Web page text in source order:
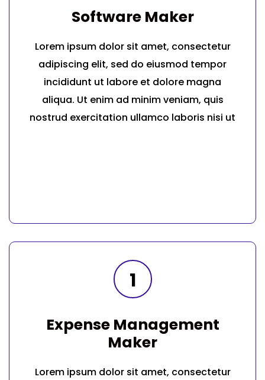
Software Maker
Lorem ipsum dolor sit amet, consectetur
adipiscing elit, sed do eiusmod tempor
incididunt ut labore et dolore magna
aliqua. Ut enim ad minim veniam, quis
nostrud exercitation ullamco laboris nisi ut
1
Expense Management
Maker
Lorem ipsum dolor sit amet, consectetur